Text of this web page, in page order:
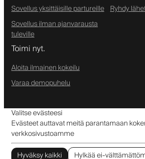
Sovellus yksittäisille partureille
Sovellus ilman ajanvarausta
tuleville
Ryhdy
Toimi nyt.
Aloita ilmainen kokeilu
Varaa demopuhelu
Valitse evästeesi
Evästeet auttavat meitä parantamaan
verkkosivustoamme
Hyväksy kaikki
Hylkää ei-